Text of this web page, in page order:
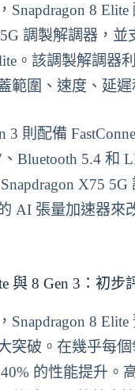
Snapdragon 8
調製解調器，並
。該調製解調器
範圍、速度、延遲
3 則配備
Bluetooth 5.4 和
X75 5G
AI 張量加速器來
與 8 Gen 3：初步
Snapdragon 8 Elite
突破。在幾乎每
的性能提升。